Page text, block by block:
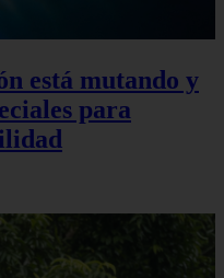
está mutando y
para